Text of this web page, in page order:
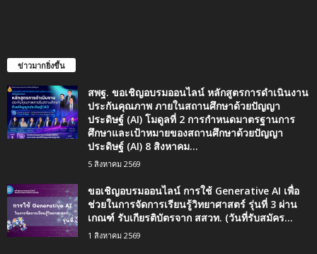
ข่าวมากยิ่งขึ้น
สพฐ. ขอเชิญอบรมออนไลน์ หลักสูตรการดำเนินงาน
ประกันคุณภาพ ภายในสถานศึกษาด้วยปัญญา
ประดิษฐ์ (AI) โมดูลที่ 2 การกำหนดมาตรฐานการ
ศึกษาและเป้าหมายของสถานศึกษาด้วยปัญญา
ประดิษฐ์ (AI) 8 สิงหาคม...
5 สิงหาคม 2569
ขอเชิญอบรมออนไลน์ การใช้ Generative AI เพื่อ
ช่วยในการจัดการเรียนรู้วิทยาศาสตร์ รุ่นที่ 3 ผ่าน
เกณฑ์ รับเกียรติบัตรจาก สสวท. (วันที่รับสมัคร...
1 สิงหาคม 2569